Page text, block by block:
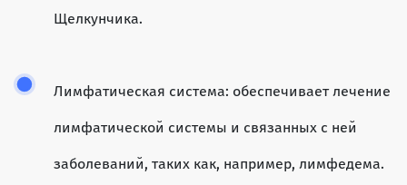
Щелкунчика.
Лимфатическая система: обеспечивает лечение
лимфатической системы и связанных с ней
заболеваний, таких как, например, лимфедема.